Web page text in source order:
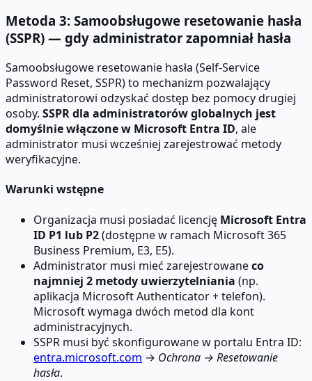
Metoda 3: Samoobsługowe resetowanie hasła
(SSPR) — gdy administrator zapomniał hasła
Samoobsługowe resetowanie hasła (Self-Service
Password Reset, SSPR) to mechanizm pozwalający
administratorowi odzyskać dostęp bez pomocy drugiej
osoby. SSPR dla administratorów globalnych jest
domyślnie włączone w Microsoft Entra ID, ale
administrator musi wcześniej zarejestrować metody
weryfikacyjne.
Warunki wstępne
Organizacja musi posiadać licencję Microsoft Entra
ID P1 lub P2(dostępne w ramach Microsoft 365
Business Premium, E3, E5).
Administrator musi mieć zarejestrowaneco
najmniej 2 metody uwierzytelniania (np.
aplikacja Microsoft Authenticator + telefon).
Microsoft wymaga dwóch metod dla kont
administracyjnych.
SSPR musi być skonfigurowane w portalu Entra ID:
entra.microsoft.com → Ochrona → Resetowanie
hasła.